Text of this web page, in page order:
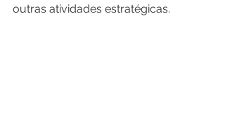
outras atividades estratégicas.